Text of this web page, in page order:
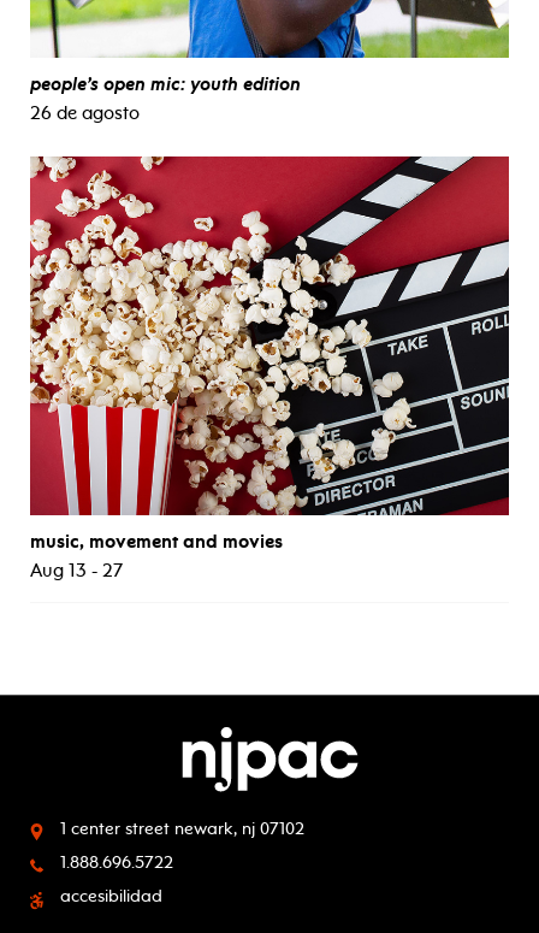
people’s open mic: youth edition
26 de agosto
music, movement and movies
Aug 13 - 27
1 center street newark, nj 07102
1.888.696.5722
accesibilidad